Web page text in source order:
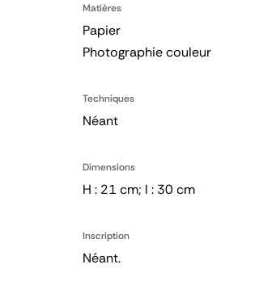
Matières
Papier
Photographie couleur
Techniques
Néant
Dimensions
H : 21 cm; l : 30 cm
Inscription
Néant.